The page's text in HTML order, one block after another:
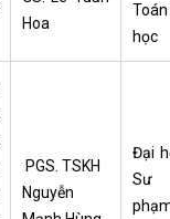
Hoa
Toán
học
PGS. TSKH
Nguyễn
Đại
Sư